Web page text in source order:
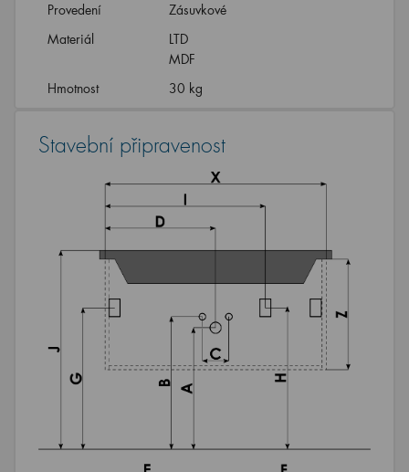
Provedení
Zásuvkové
Materiál
LTD
MDF
Hmotnost
30 kg
Stavební připravenost